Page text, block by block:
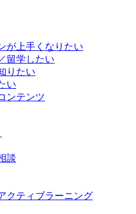
が上手くなりたい
留学したい
りたい
い
ンテンツ
談
クティブラーニング